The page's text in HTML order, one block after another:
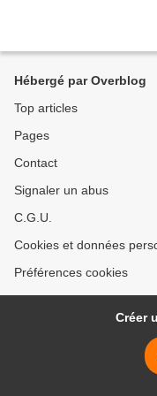
Hébergé par Overblog
Top articles
Pages
Contact
Signaler un abus
C.G.U.
Cookies et données
Préférences cookies
Créer